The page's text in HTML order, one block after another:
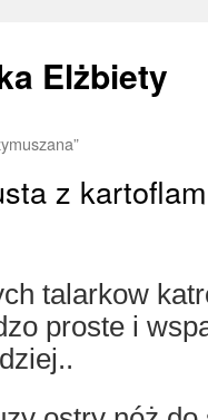
Elżbiety
z
talarkow
proste i